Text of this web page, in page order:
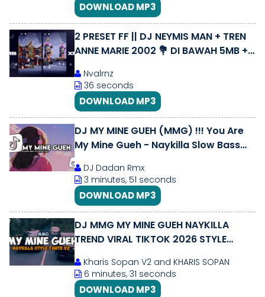
DOWNLOAD MP3
2 PRESET FF || DJ NEYMIS MAN + TREN
ANNE MARIE 2002 💐 DI BAWAH 5MB +
Nvalrnz
36 seconds
DOWNLOAD MP3
DJ MY MINE GUEH (MMG) !!! You Are
My Mine Gueh - Naykilla Slow Bass
DJ Dadan Rmx
3 minutes, 51 seconds
DOWNLOAD MP3
DJ MMG MY MINE GUEH NAYKILLA
TREND VIRAL TIKTOK 2026 STYLE
Kharis Sopan V2 and KHARIS SOPAN
6 minutes, 31 seconds
DOWNLOAD MP3